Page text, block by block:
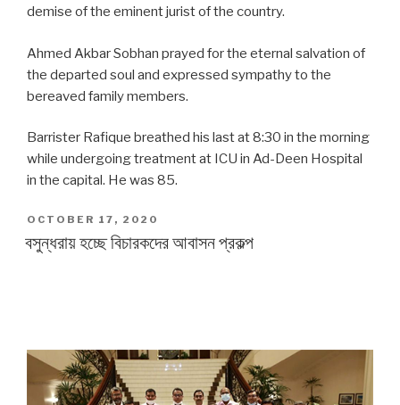
demise of the eminent jurist of the country.
Ahmed Akbar Sobhan prayed for the eternal salvation of
the departed soul and expressed sympathy to the
bereaved family members.
Barrister Rafique breathed his last at 8:30 in the morning
while undergoing treatment at ICU in Ad-Deen Hospital
in the capital. He was 85.
POSTED
ON
OCTOBER 17, 2020
বসুন্ধরায় হচ্ছে বিচারকদের আবাসন প্রকল্প